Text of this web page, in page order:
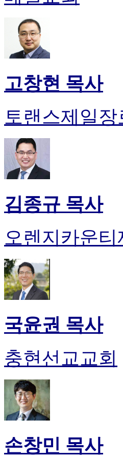
고창현 목사
토랜스제일장
김종규 목사
오렌지카운
국윤권 목사
충현선교교회
손창민 목사